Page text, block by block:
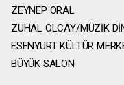
ZEYNEP ORAL
ZUHAL OLCAY/MÜZİK
ESENYURT KÜLTÜR
BÜYÜK SALON